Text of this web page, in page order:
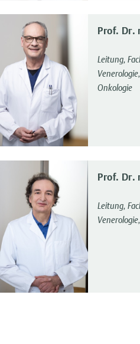
Prof. Dr.
Leitung,
Onkologie
Prof. Dr.
Leitung,